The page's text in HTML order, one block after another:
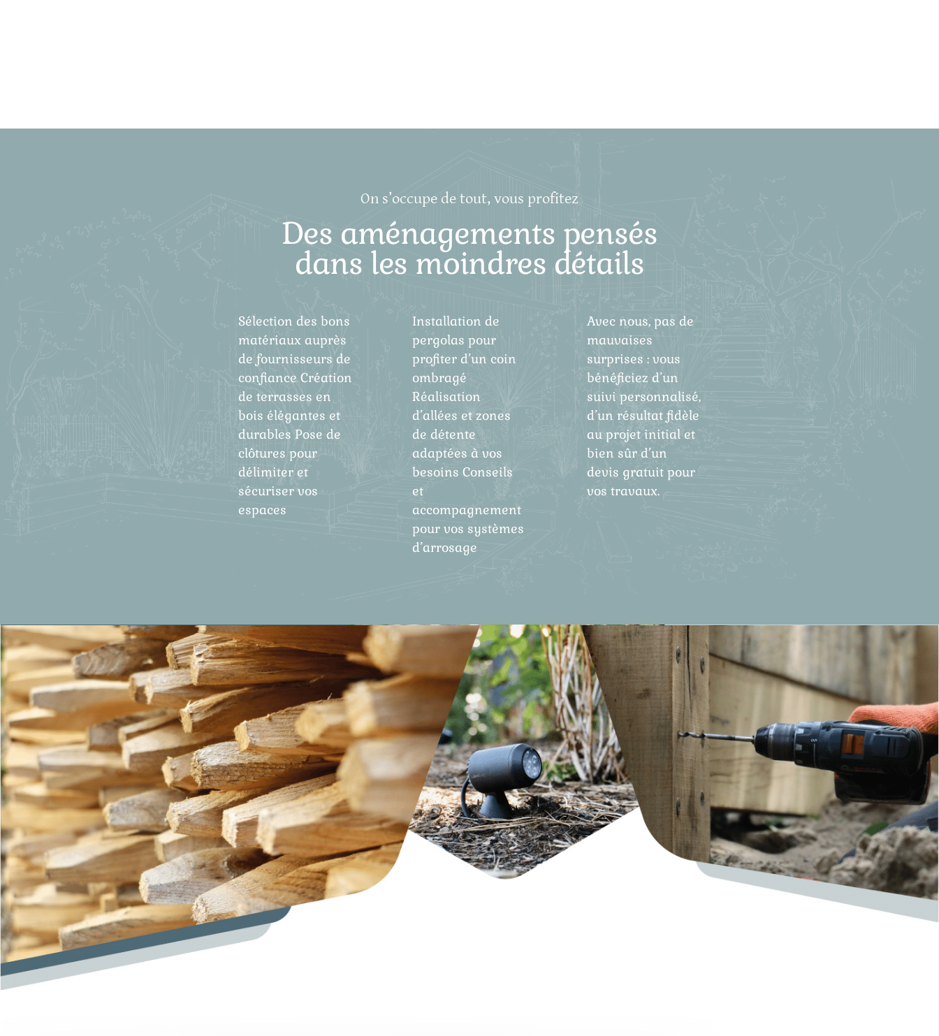
On s’occupe de tout, vous profitez
Des aménagements pensés
dans les moindres détails
Sélection des bons
matériaux auprès
de fournisseurs de
confiance Création
de terrasses en
bois élégantes et
durables Pose de
clôtures pour
délimiter et
sécuriser vos
espaces
Installation de
pergolas pour
profiter d’un coin
ombragé
Réalisation
d’allées et zones
de détente
adaptées à vos
besoins Conseils
et
accompagnement
pour vos systèmes
d’arrosage
Avec nous, pas de
mauvaises
surprises : vous
bénéficiez d’un
suivi personnalisé,
d’un résultat fidèle
au projet initial et
bien sûr d’un
devis gratuit pour
vos travaux.